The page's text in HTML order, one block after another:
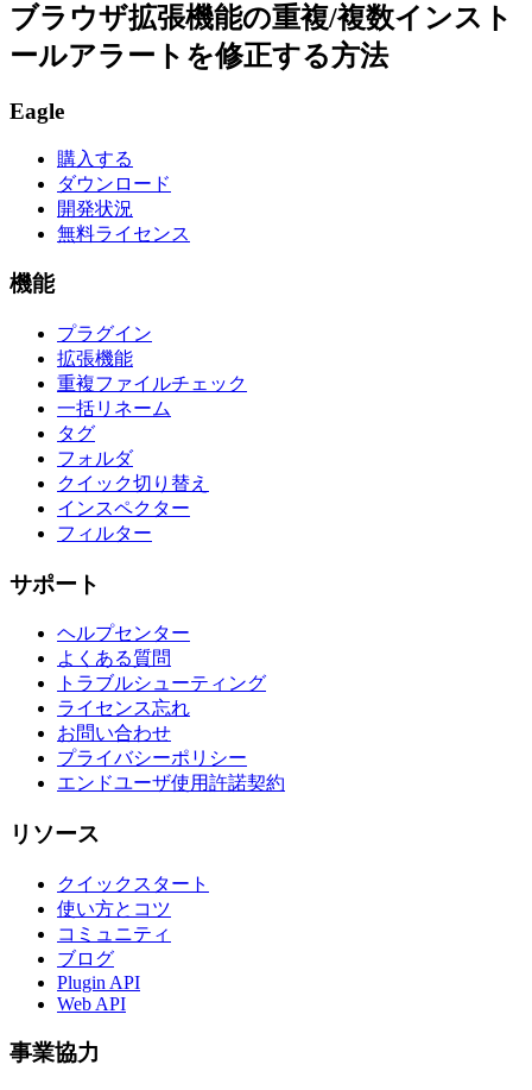
ブラウザ拡張機能の重複/複数インスト
ールアラートを修正する方法
Eagle
購入する
ダウンロード
開発状況
無料ライセンス
機能
プラグイン
拡張機能
重複ファイルチェック
一括リネーム
タグ
フォルダ
クイック切り替え
インスペクター
フィルター
サポート
ヘルプセンター
よくある質問
トラブルシューティング
ライセンス忘れ
お問い合わせ
プライバシーポリシー
エンドユーザ使用許諾契約
リソース
クイックスタート
使い方とコツ
コミュニティ
ブログ
Plugin API
Web API
事業協力